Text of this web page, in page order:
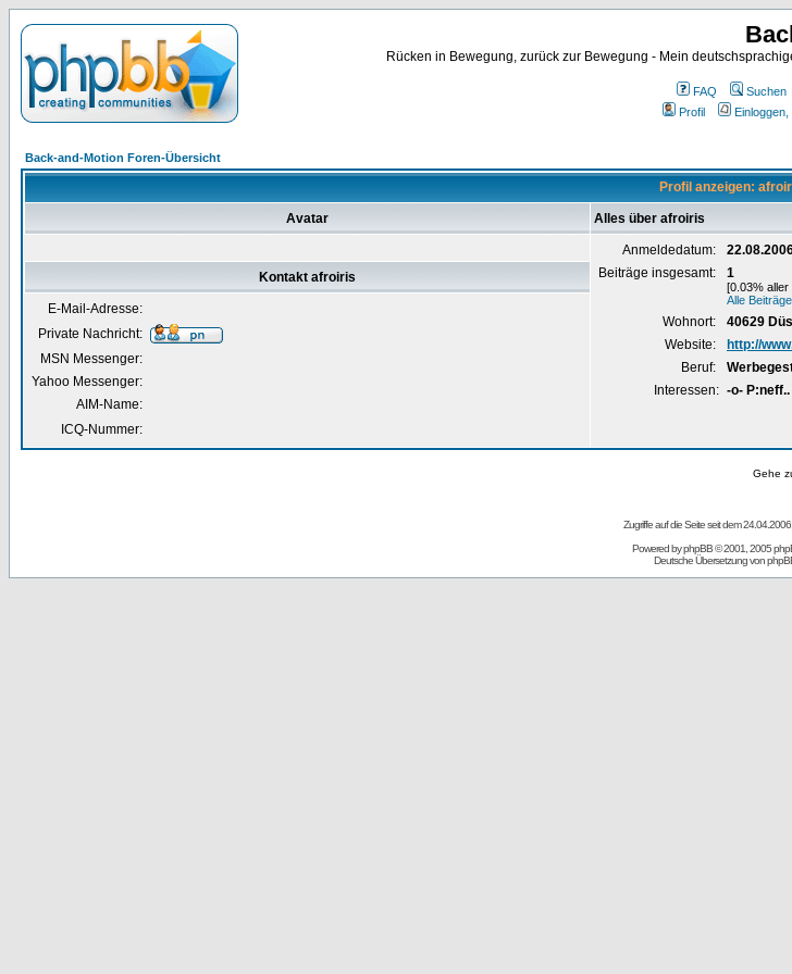
Rücken in Bewegung, zurück zur Bewegung - Mein
FAQ Suchen
Profil
Back-and-Motion Foren-Übersicht
Profil anzeigen:
Avatar Alles über afroiris
Anmeldedatum:
Beiträge insgesamt:
1
[0.03% aller
Alle
Wohnort:
40629
Website:
http://
Beruf:
Interessen: -o-
Kontakt afroiris
E-Mail-Adresse:
Private Nachricht:
MSN Messenger:
Yahoo Messenger:
AIM-Name:
ICQ-Nummer:
Gehe
Zugriffe auf die Seite seit dem
Powered byphpBB© 2001, 2005
Deutsche Übersetzung von